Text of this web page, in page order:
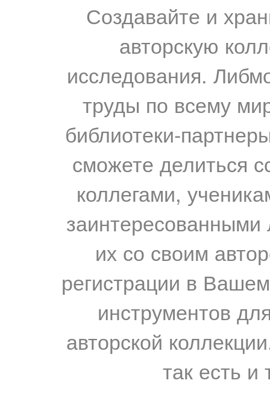
Создавайте и
авторскую
исследования.
труды по всему
библиотеки-
сможете делиться
коллегами,
их со своим
регистрации в
инструментов
авторской
так есть и